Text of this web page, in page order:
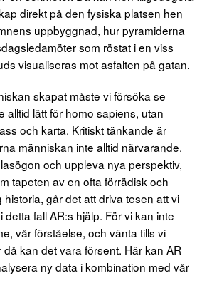
direkt på den fysiska platsen hen
uppbyggnad, hur pyramiderna
som röstat i en viss
visualiseras mot asfalten på gatan.
skapat måste vi försöka se
alltid lätt för homo sapiens, utan
och karta. Kritiskt tänkande är
människan inte alltid närvarande.
och uppleva nya perspektiv,
tapeten av en ofta förrädisk och
går det att driva tesen att vi
fall AR:s hjälp. För vi kan inte
vår förståelse, och vänta tills vi
kan det vara försent. Här kan AR
ny data i kombination med vår